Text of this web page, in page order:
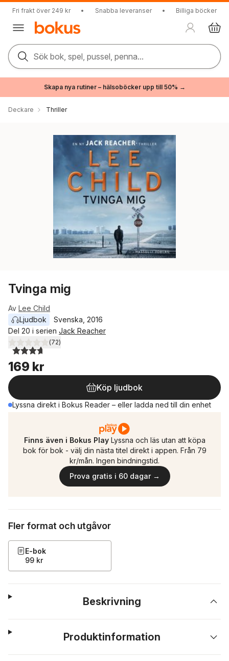
Fri frakt över 249 kr • Snabba leveranser • Billiga böcker
Sök bok, spel, pussel, penna...
Skapa nya rutiner – hälsoböcker upp till 50% →
Deckare Thriller
Tvinga mig
Av Lee Child
Ljudbok
Svenska 2016
Del 20 i serien Jack Reacher
3,7utav 5 stjärnor. Totalt antal röster:
(72)
169 kr
Köp ljudbok
Lyssna direkt i Bokus Reader – eller ladda ned till din enhet
Finns även i Bokus Play Lyssna och läs utan att köpa
bok för bok - välj din nästa titel direkt i appen. Från 79
kr/mån. Ingen bindningstid.
Prova gratis i 60 dagar →
Fler format och utgåvor
E-bok
99 kr
Beskrivning
Produktinformation